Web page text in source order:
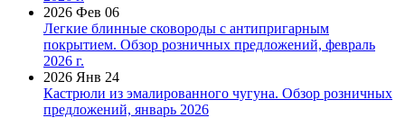
2026 Фев 06
Легкие блинные сковороды с антипригарным
покрытием. Обзор розничных предложений, февраль
2026 г.
2026 Янв 24
Кастрюли из эмалированного чугуна. Обзор розничных
предложений, январь 2026